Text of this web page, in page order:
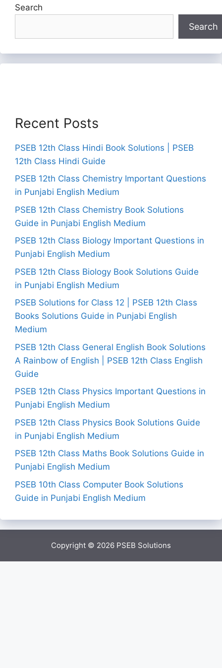
Search
Search
Recent Posts
PSEB 12th Class Hindi Book Solutions | PSEB
12th Class Hindi Guide
PSEB 12th Class Chemistry Important Questions
in Punjabi English Medium
PSEB 12th Class Chemistry Book Solutions
Guide in Punjabi English Medium
PSEB 12th Class Biology Important Questions in
Punjabi English Medium
PSEB 12th Class Biology Book Solutions Guide
in Punjabi English Medium
PSEB Solutions for Class 12 | PSEB 12th Class
Books Solutions Guide in Punjabi English
Medium
PSEB 12th Class General English Book Solutions
A Rainbow of English | PSEB 12th Class English
Guide
PSEB 12th Class Physics Important Questions in
Punjabi English Medium
PSEB 12th Class Physics Book Solutions Guide
in Punjabi English Medium
PSEB 12th Class Maths Book Solutions Guide in
Punjabi English Medium
PSEB 10th Class Computer Book Solutions
Guide in Punjabi English Medium
Copyright © 2026 PSEB Solutions